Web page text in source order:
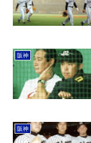
阪神
阪神